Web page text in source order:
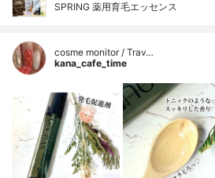
SPRING 薬用育毛エッセンス
cosme monitor / Trav…
kana_cafe_time